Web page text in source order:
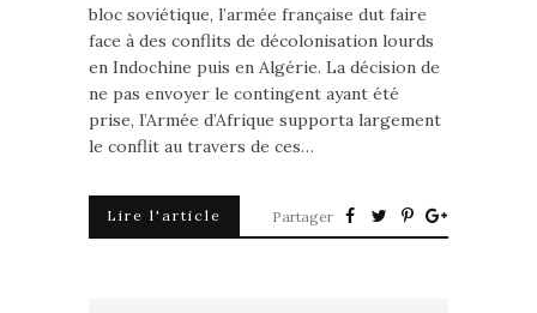
bloc soviétique, l’armée française dut faire
face à des conflits de décolonisation lourds
en Indochine puis en Algérie. La décision de
ne pas envoyer le contingent ayant été
prise, l’Armée d’Afrique supporta largement
le conflit au travers de ces…
Lire l'article Partager